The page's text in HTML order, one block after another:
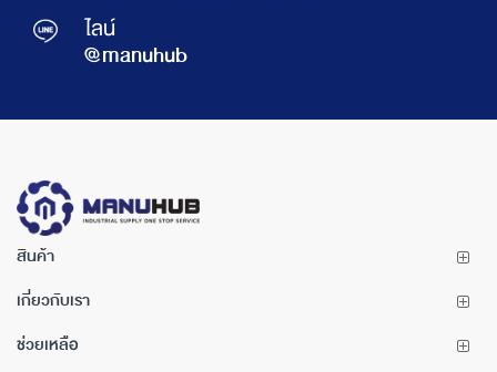
ไลน์
@manuhub
สินค้า
เกี่ยวกับเรา
ช่วยเหลือ